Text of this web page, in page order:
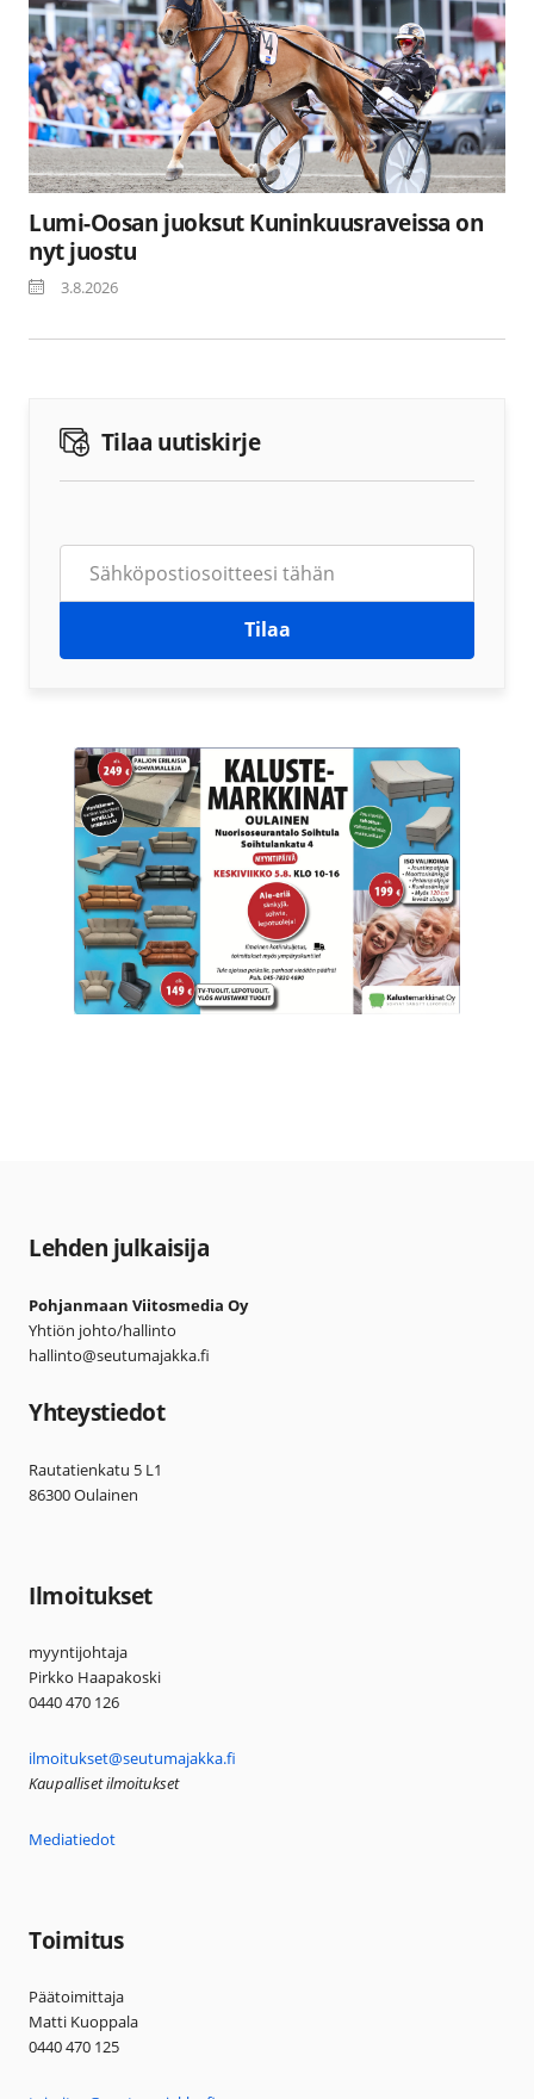
Lumi-Oosan juoksut Kuninkuusraveissa on
nyt juostu
3.8.2026
Tilaa uutiskirje
Tilaa
Lehden julkaisija
Pohjanmaan Viitosmedia Oy
Yhtiön johto/hallinto
hallinto@seutumajakka.fi
Yhteystiedot
Rautatienkatu 5 L1
86300 Oulainen
Ilmoitukset
myyntijohtaja
Pirkko Haapakoski
0440 470 126
ilmoitukset@seutumajakka.fi
Kaupalliset ilmoitukset
Mediatiedot
Toimitus
Päätoimittaja
Matti Kuoppala
0440 470 125